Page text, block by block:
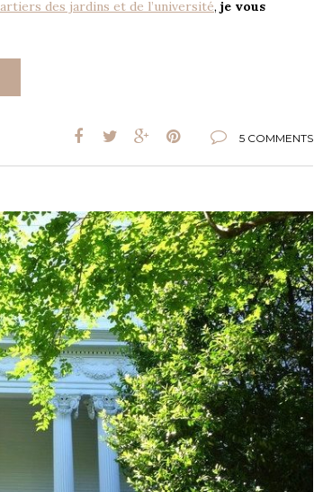
des jardins et de l’université, je vous
5 COMMENTS